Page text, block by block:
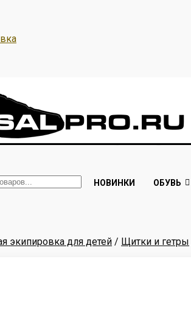
НОВИНКИ ОБУВЬ
экипировка для детей / Щитки и гетры